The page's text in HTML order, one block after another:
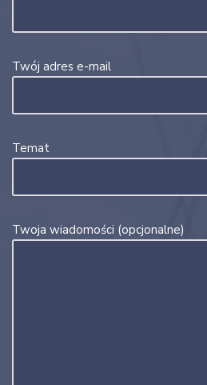
Twój adres e-mail
Temat
Twoja wiadomości (opcjonalne)